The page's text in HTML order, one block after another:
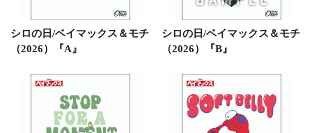
シロの日/ベイマックス＆モチ
（2026）『A』
シロの日/ベイマックス＆モチ
（2026）『B』